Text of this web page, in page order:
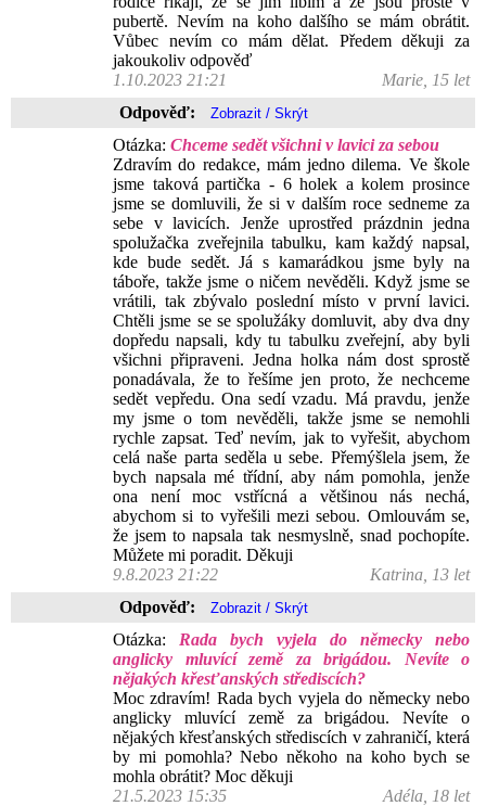
pubertě. Nevím na koho dalšího se mám obrátit.
Vůbec nevím co mám dělat. Předem děkuji za
jakoukoliv odpověď
1.10.2023 21:21
Marie, 15 let
Odpověď:
Otázka: Chceme sedět všichni v lavici za sebou
Zdravím do redakce, mám jedno dilema. Ve škole
jsme taková partička - 6 holek a kolem prosince
jsme se domluvili, že si v dalším roce sedneme za
sebe v lavicích. Jenže uprostřed prázdnin jedna
spolužačka zveřejnila tabulku, kam každý napsal,
kde bude sedět. Já s kamarádkou jsme byly na
táboře, takže jsme o ničem nevěděli. Když jsme se
vrátili, tak zbývalo poslední místo v první lavici.
Chtěli jsme se se spolužáky domluvit, aby dva dny
dopředu napsali, kdy tu tabulku zveřejní, aby byli
všichni připraveni. Jedna holka nám dost sprostě
ponadávala, že to řešíme jen proto, že nechceme
sedět vepředu. Ona sedí vzadu. Má pravdu, jenže
my jsme o tom nevěděli, takže jsme se nemohli
rychle zapsat. Teď nevím, jak to vyřešit, abychom
celá naše parta seděla u sebe. Přemýšlela jsem, že
bych napsala mé třídní, aby nám pomohla, jenže
ona není moc vstřícná a většinou nás nechá,
abychom si to vyřešili mezi sebou. Omlouvám se,
že jsem to napsala tak nesmyslně, snad pochopíte.
Můžete mi poradit. Děkuji
9.8.2023 21:22
Katrina, 13 let
Odpověď:
Otázka: Rada bych vyjela do německy nebo
anglicky mluvící země za brigádou. Nevíte o
nějakých křesťanských střediscích?
Moc zdravím! Rada bych vyjela do německy nebo
anglicky mluvící země za brigádou. Nevíte o
nějakých křesťanských střediscích v zahraničí, která
by mi pomohla? Nebo někoho na koho bych se
mohla obrátit? Moc děkuji
21.5.2023 15:35
Adéla, 18 let